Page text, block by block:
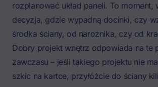
rozplanować układ paneli. To moment,
decyzja, gdzie wypadną docinki, czy
środka ściany, od narożnika, czy od
Dobry projekt wnętrz odpowiada na te
zawczasu – jeśli takiego projektu nie
szkic na kartce, przyłóżcie do ściany